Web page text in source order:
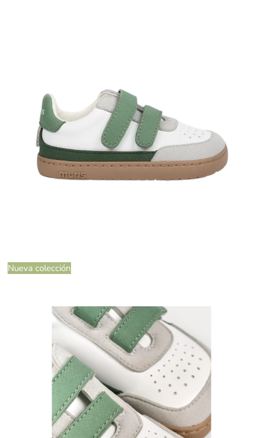
Nueva colección